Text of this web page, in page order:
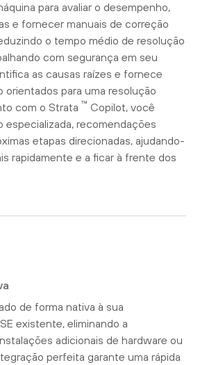
para avaliar o desempenho,
e fornecer manuais de correção
o tempo médio de resolução
com segurança em seu
as causas raízes e fornece
orientados para uma resolução
com o Strata ™ Copilot, você
especializada, recomendações
etapas direcionadas, ajudando-
rapidamente e a ficar à frente dos
de forma nativa à sua
existente, eliminando a
adicionais de hardware ou
perfeita garante uma rápida